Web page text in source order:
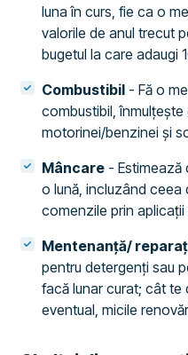
luna în curs, fie ca o
valorile de anul trecut
bugetul la care adaugi
Combustibil - Fă o
combustibil,
motorinei/benzinei și
Mâncare - Estimează
o lună, incluzând ceea
comenzile prin
Mentenanță/
pentru detergenți sau
facă lunar curat; cât te
eventual, micile